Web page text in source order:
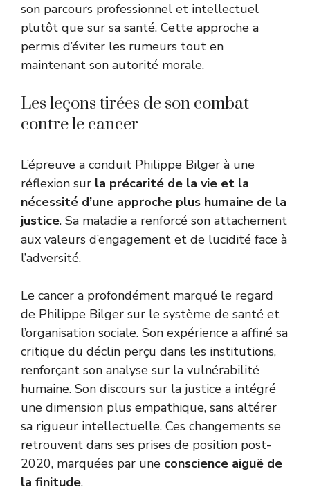
son parcours professionnel et intellectuel
plutôt que sur sa santé. Cette approche a
permis d’éviter les rumeurs tout en
maintenant son autorité morale.
Les leçons tirées de son combat
contre le cancer
L’épreuve a conduit Philippe Bilger à une
réflexion sur la précarité de la vie et la
nécessité d’une approche plus humaine de la
justice. Sa maladie a renforcé son attachement
aux valeurs d’engagement et de lucidité face à
l’adversité.
Le cancer a profondément marqué le regard
de Philippe Bilger sur le système de santé et
l’organisation sociale. Son expérience a affiné sa
critique du déclin perçu dans les institutions,
renforçant son analyse sur la vulnérabilité
humaine. Son discours sur la justice a intégré
une dimension plus empathique, sans altérer
sa rigueur intellectuelle. Ces changements se
retrouvent dans ses prises de position post-
2020, marquées par une conscience aiguë de
la finitude.